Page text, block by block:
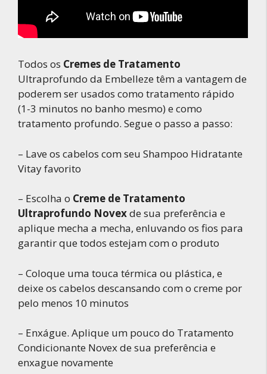
Todos os Cremes de Tratamento
Ultraprofundo da Embelleze têm a vantagem de
poderem ser usados como tratamento rápido
(1-3 minutos no banho mesmo) e como
tratamento profundo. Segue o passo a passo:
– Lave os cabelos com seu Shampoo Hidratante
Vitay favorito
– Escolha o Creme de Tratamento
Ultraprofundo Novexde sua preferência e
aplique mecha a mecha, enluvando os fios para
garantir que todos estejam com o produto
– Coloque uma touca térmica ou plástica, e
deixe os cabelos descansando com o creme por
pelo menos 10 minutos
– Enxágue. Aplique um pouco do Tratamento
Condicionante Novex de sua preferência e
enxague novamente